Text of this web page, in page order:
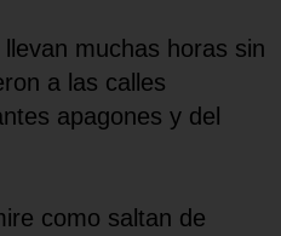
muchas horas sin
a las calles
apagones y del
como saltan de